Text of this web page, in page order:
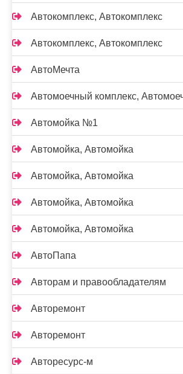
Автокомплекс, Автокомплекс
Автокомплекс, Автокомплекс
АвтоМечта
Автомоечный комплекс,
Автомойка №1
Автомойка, Автомойка
Автомойка, Автомойка
Автомойка, Автомойка
Автомойка, Автомойка
АвтоПапа
Авторам и правообладателям
Авторемонт
Авторемонт
Авторесурс-м